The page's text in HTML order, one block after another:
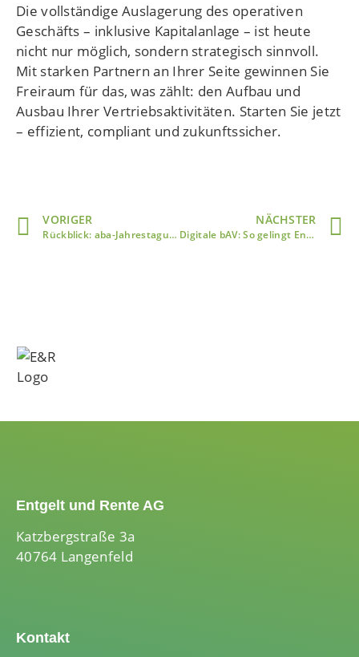
Die vollständige Auslagerung des operativen
Geschäfts – inklusive Kapitalanlage – ist heute
nicht nur möglich, sondern strategisch sinnvoll.
Mit starken Partnern an Ihrer Seite gewinnen Sie
Freiraum für das, was zählt: den Aufbau und
Ausbau Ihrer Vertriebsaktivitäten. Starten Sie jetzt
– effizient, compliant und zukunftssicher.
VORIGER
Rückblick: aba-Jahrestagung in Berlin vom 13.05. – 14.05.2025
NÄCHSTER
Digitale bAV: So gelingt Entbürokratisierung und mehr Transparenz
Entgelt und Rente AG
Katzbergstraße 3a
40764 Langenfeld
Kontakt